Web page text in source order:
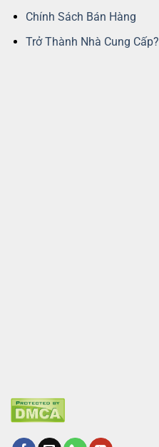
Chính Sách Bán Hàng
Trở Thành Nhà Cung Cấp?